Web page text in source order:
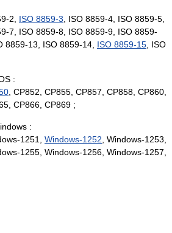
2, ISO 8859-3 , ISO 8859-4, ISO 8859-5,
7, ISO 8859-8, ISO 8859-9, ISO 8859-
8859-13, ISO 8859-14, ISO 8859-15 , ISO
:
, CP852, CP855, CP857, CP858, CP860,
CP866, CP869 ;
:
1251, Windows-1252 , Windows-1253,
1255, Windows-1256, Windows-1257,